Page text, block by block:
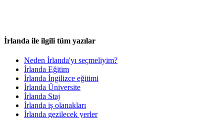
İrlanda ile ilgili tüm yazılar
Neden İrlanda'yı seçmeliyim?
İrlanda Eğitim
İrlanda İngilizce eğitimi
İrlanda Üniversite
İrlanda Staj
İrlanda iş olanakları
İrlanda gezilecek yerler